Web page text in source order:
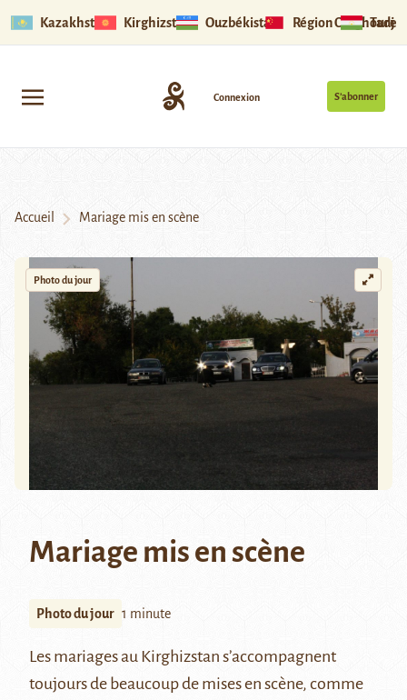
Kazakhstan Kirghizstan Ouzbékistan Région Ouïghoure
S’abonner
Connexion
Accueil Mariage mis en scène
Photo du jour
Mariage mis en scène
Photo du jour 1 minute
Les mariages au Kirghizstan s’accompagnent
toujours de beaucoup de mises en scène, comme